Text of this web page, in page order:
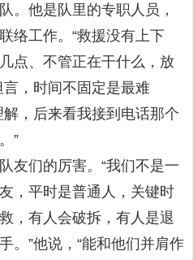
。他是队里的专职人员，
络工作。“救援没有上下
点、不管正在干什么，放
，时间不固定是最难
，后来看我接到电话那个
”
们的厉害。“我们不是一
，平时是普通人，关键时
，有人会破拆，有人是退
。”他说，“能和他们并肩作